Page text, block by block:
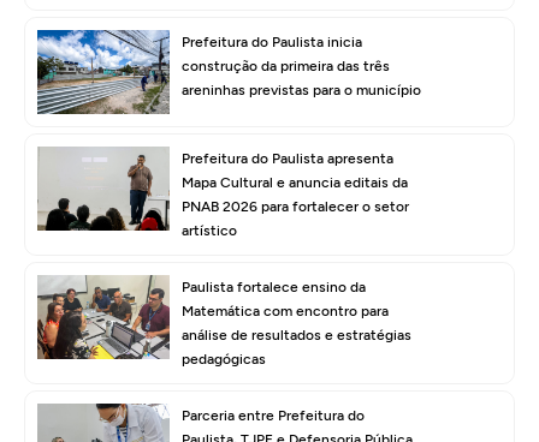
Prefeitura do Paulista inicia
construção da primeira das três
areninhas previstas para o município
Prefeitura do Paulista apresenta
Mapa Cultural e anuncia editais da
PNAB 2026 para fortalecer o setor
artístico
Paulista fortalece ensino da
Matemática com encontro para
análise de resultados e estratégias
pedagógicas
Parceria entre Prefeitura do